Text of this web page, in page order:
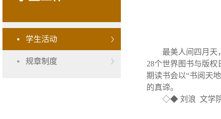
学生活动
规章制度
最美人间四月天
28个世界图书与版
期读书会以“书阅天
的真谛。
◇◆ 刘浪 文学